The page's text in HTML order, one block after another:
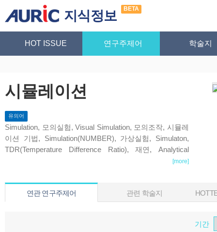
지식정보 BETA
HOT ISSUE 연구주제어 학술지
시뮬레이션
유의어
Simulation, 모의실험, Visual Simulation, 모의조작, 시뮬레
이션 기법, Simulation(NUMBER), 가상실험, Simulaton,
TDR(Temperature Difference Ratio), 재연, Analytical
[more]
연관 연구주제어 관련 학술지
기간